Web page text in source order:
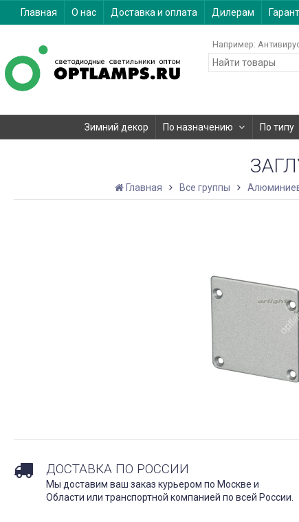
Главная О нас Доставка и оплата Дилерам
Например:
Зимний декор По назначению По типу
Главная Все группы
ДОСТАВКА ПО РОССИИ
Мы доставим ваш заказ курьером по Москве и
Области или транспортной компанией по всей России.